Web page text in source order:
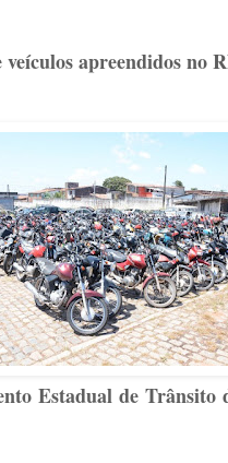
apreendidos no
Estadual de